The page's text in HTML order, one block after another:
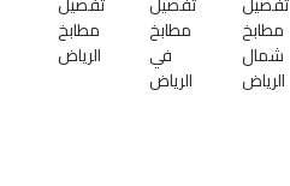
مطابخ
شمال
الرياض
مطابخ
في
الرياض
مطابخ
الرياض